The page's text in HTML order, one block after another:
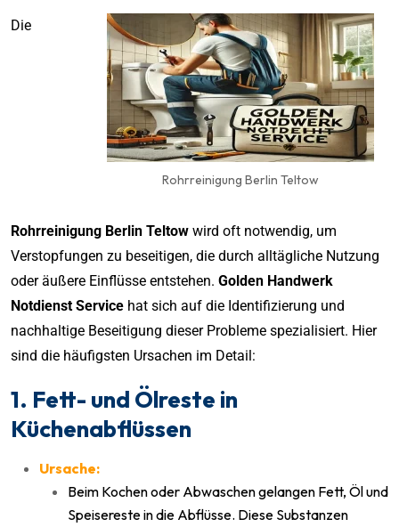
Rohrreinigung Berlin Teltow
Die
Rohrreinigung Berlin Teltow wird oft notwendig, um
Verstopfungen zu beseitigen, die durch alltägliche Nutzung
oder äußere Einflüsse entstehen. Golden Handwerk
Notdienst Service hat sich auf die Identifizierung und
nachhaltige Beseitigung dieser Probleme spezialisiert. Hier
sind die häufigsten Ursachen im Detail:
1. Fett- und Ölreste in
Küchenabflüssen
Ursache:
Beim Kochen oder Abwaschen gelangen Fett, Öl und
Speisereste in die Abflüsse. Diese Substanzen